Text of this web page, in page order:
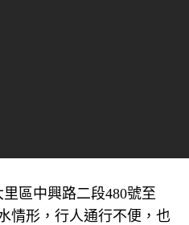
區中興路二段480號至
情形，行人通行不便，也